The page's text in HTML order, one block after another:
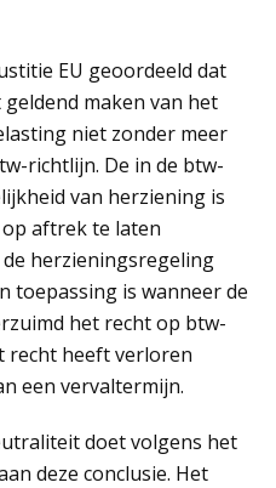
EU geoordeeld dat
maken van het
niet zonder meer
richtlijn. De in de btw-
van herziening is
aftrek te laten
herzieningsregeling
toepassing is wanneer de
het recht op btw-
recht heeft verloren
een vervaltermijn.
doet volgens het
deze conclusie. Het